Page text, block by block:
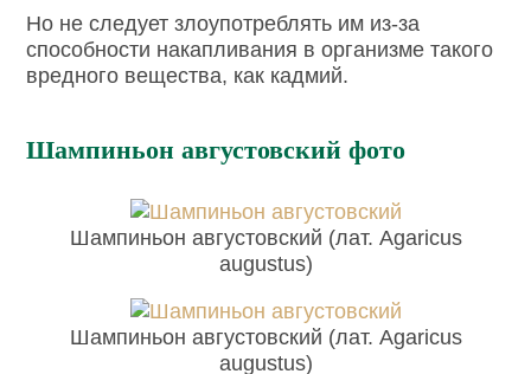
Но не следует злоупотреблять им из-за
способности накапливания в организме такого
вредного вещества, как кадмий.
Шампиньон августовский фото
Шампиньон августовский (лат. Agaricus
augustus)
Шампиньон августовский (лат. Agaricus
augustus)